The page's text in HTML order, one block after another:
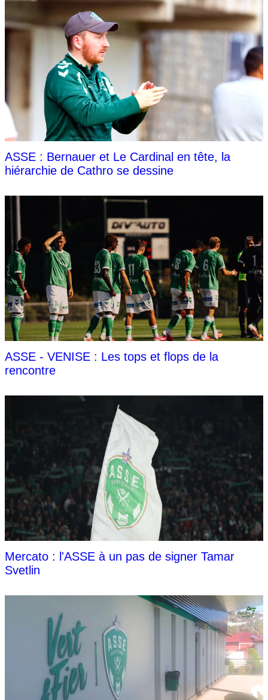
ASSE : Bernauer et Le Cardinal en tête, la
hiérarchie de Cathro se dessine
ASSE - VENISE : Les tops et flops de la
rencontre
Mercato : l'ASSE à un pas de signer Tamar
Svetlin